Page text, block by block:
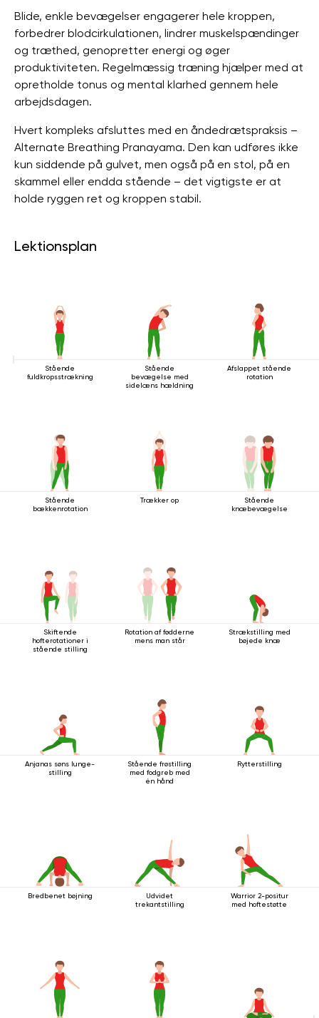
Blide, enkle bevægelser engagerer hele kroppen,
forbedrer blodcirkulationen, lindrer muskelspændinger
og træthed, genopretter energi og øger
produktiviteten. Regelmæssig træning hjælper med at
opretholde tonus og mental klarhed gennem hele
arbejdsdagen.
Hvert kompleks afsluttes med en åndedrætspraksis –
Alternate Breathing Pranayama. Den kan udføres ikke
kun siddende på gulvet, men også på en stol, på en
skammel eller endda stående – det vigtigste er at
holde ryggen ret og kroppen stabil.
Lektionsplan
Stående
fuldkropsstrækning
Stående
bevægelse med
sidelæns hældning
Afslappet stående
rotation
Stående
bækkenrotation
Trækker op
Stående
knæbevægelse
Skiftende
hofterotationer i
stående stilling
Rotation af fødderne
mens man står
Strækstilling med
bøjede knæ
Anjanas søns lunge-
stilling
Stående frøstilling
med fodgreb med
én hånd
Rytterstilling
Bredbenet bøjning
Udvidet
trekantstilling
Warrior 2-positur
med hoftestøtte